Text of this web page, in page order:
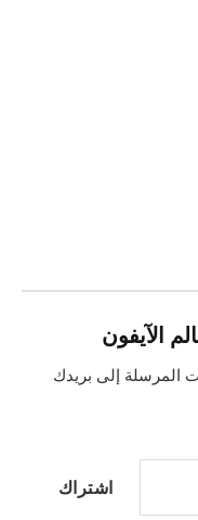
الآيفون
المرسلة إلى بريدك
اشتراك